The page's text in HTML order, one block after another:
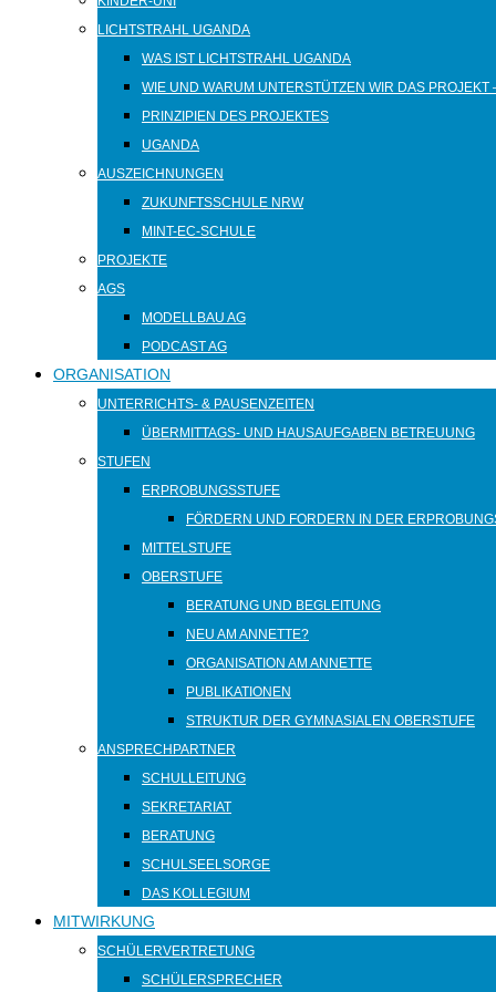
LICHTSTRAHL UGANDA
WAS IST LICHTSTRAHL UGANDA
WIE UND WARUM UNTERSTÜTZEN WIR DAS PROJEKT
PRINZIPIEN DES PROJEKTES
UGANDA
AUSZEICHNUNGEN
ZUKUNFTSSCHULE NRW
MINT-EC-SCHULE
PROJEKTE
AGS
MODELLBAU AG
PODCAST AG
ORGANISATION
UNTERRICHTS- & PAUSENZEITEN
ÜBERMITTAGS- UND HAUSAUFGABEN BETREUUNG
STUFEN
ERPROBUNGSSTUFE
FÖRDERN UND FORDERN IN DER
MITTELSTUFE
OBERSTUFE
BERATUNG UND BEGLEITUNG
NEU AM ANNETTE?
ORGANISATION AM ANNETTE
PUBLIKATIONEN
STRUKTUR DER GYMNASIALEN OBERSTUFE
ANSPRECHPARTNER
SCHULLEITUNG
SEKRETARIAT
BERATUNG
SCHULSEELSORGE
DAS KOLLEGIUM
MITWIRKUNG
SCHÜLERVERTRETUNG
SCHÜLERSPRECHER